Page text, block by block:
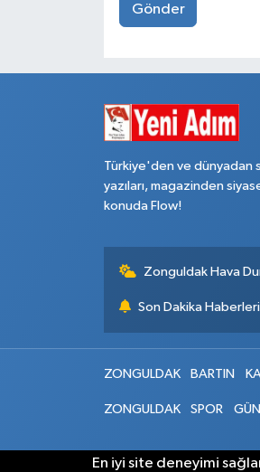
Gönder
Türkiye'den ve dünyadan
yazıları, magazinden
konuda Flow!
Zonguldak Hava
Son Dakika Haberleri
ZONGULDAK BARTIN
ZONGULDAK SPOR
En iyi site deneyimi